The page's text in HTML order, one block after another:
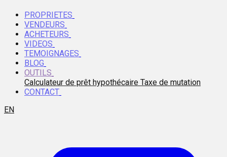
PROPRIETES
VENDEURS
ACHETEURS
VIDEOS
TEMOIGNAGES
BLOG
OUTILS
Calculateur de prêt hypothécaire Taxe de mutation
CONTACT
EN